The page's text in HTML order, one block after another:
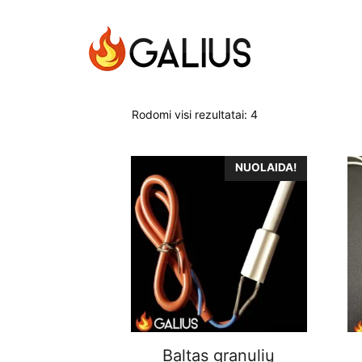
Rodomi visi rezultatai: 4
NUOLAIDA!
Baltas granulių